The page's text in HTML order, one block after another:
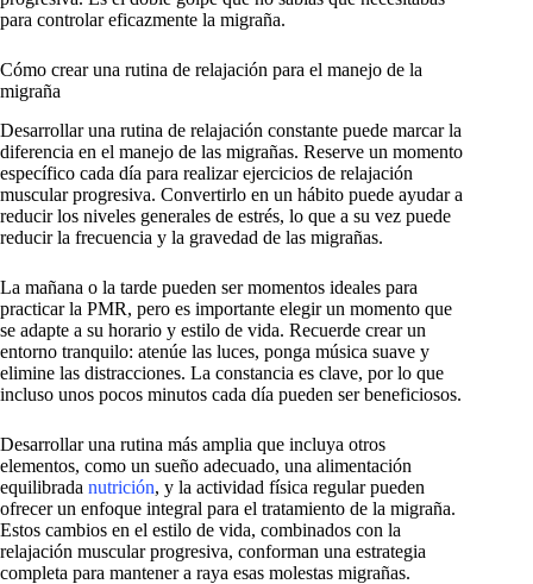
para controlar eficazmente la migraña.
Cómo crear una rutina de relajación para el manejo de la
migraña
Desarrollar una rutina de relajación constante puede marcar la
diferencia en el manejo de las migrañas. Reserve un momento
específico cada día para realizar ejercicios de relajación
muscular progresiva. Convertirlo en un hábito puede ayudar a
reducir los niveles generales de estrés, lo que a su vez puede
reducir la frecuencia y la gravedad de las migrañas.
La mañana o la tarde pueden ser momentos ideales para
practicar la PMR, pero es importante elegir un momento que
se adapte a su horario y estilo de vida. Recuerde crear un
entorno tranquilo: atenúe las luces, ponga música suave y
elimine las distracciones. La constancia es clave, por lo que
incluso unos pocos minutos cada día pueden ser beneficiosos.
Desarrollar una rutina más amplia que incluya otros
elementos, como un sueño adecuado, una alimentación
equilibrada nutrición, y la actividad física regular pueden
ofrecer un enfoque integral para el tratamiento de la migraña.
Estos cambios en el estilo de vida, combinados con la
relajación muscular progresiva, conforman una estrategia
completa para mantener a raya esas molestas migrañas.